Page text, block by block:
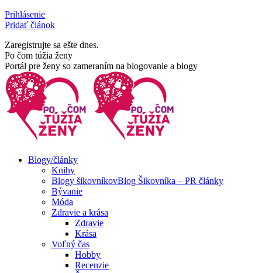
Skip
to
Prihlásenie
Pridať článok
Zaregistrujte sa ešte dnes.
Facebook
page
opens
in
new
window
Rss
page
opens
in
new
window
Po čom túžia ženy
Portál pre ženy so zameraním na blogovanie a blogy
Blogy/články
Knihy
Blogy šikovníkovBlog Šikovníka – PR články
Bývanie
Móda
Zdravie a krása
Zdravie
Krása
Voľný čas
Hobby
Recenzie